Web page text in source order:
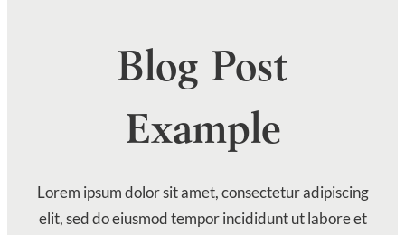
Blog Post
Example
Lorem ipsum dolor sit amet, consectetur adipiscing
elit, sed do eiusmod tempor incididunt ut labore et